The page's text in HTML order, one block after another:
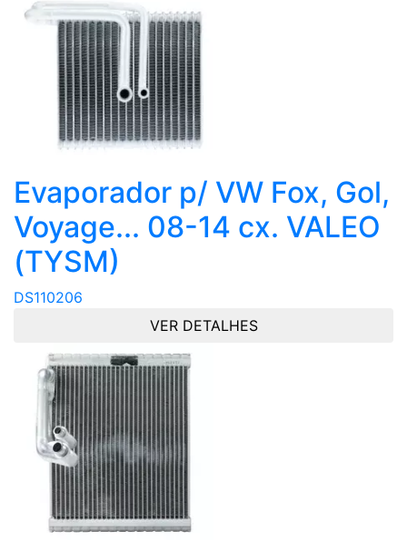
Evaporador p/ VW Fox, Gol,
Voyage... 08-14 cx. VALEO
(TYSM)
DS110206
VER DETALHES